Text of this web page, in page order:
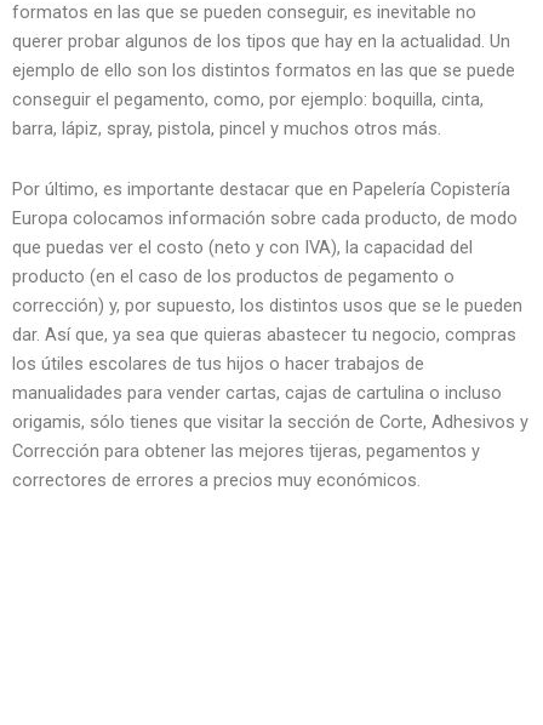
formatos en las que se pueden conseguir, es inevitable no
querer probar algunos de los tipos que hay en la actualidad. Un
ejemplo de ello son los distintos formatos en las que se puede
conseguir el pegamento, como, por ejemplo: boquilla, cinta,
barra, lápiz, spray, pistola, pincel y muchos otros más.
Por último, es importante destacar que en Papelería Copistería
Europa colocamos información sobre cada producto, de modo
que puedas ver el costo (neto y con IVA), la capacidad del
producto (en el caso de los productos de pegamento o
corrección) y, por supuesto, los distintos usos que se le pueden
dar. Así que, ya sea que quieras abastecer tu negocio, compras
los útiles escolares de tus hijos o hacer trabajos de
manualidades para vender cartas, cajas de cartulina o incluso
origamis, sólo tienes que visitar la sección de Corte, Adhesivos y
Corrección para obtener las mejores tijeras, pegamentos y
correctores de errores a precios muy económicos.